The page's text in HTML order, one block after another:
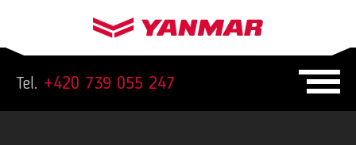
Tel. +420 739 055 247